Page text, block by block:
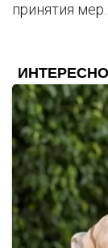
принятия мер.